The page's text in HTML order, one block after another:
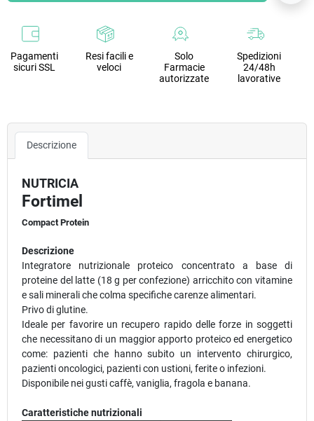
Pagamenti
sicuri SSL
Resi facili e
veloci
Solo
Farmacie
autorizzate
Spedizioni
24/48h
lavorative
Descrizione
NUTRICIA
Fortimel
Compact Protein
Descrizione
Integratore nutrizionale proteico concentrato a base di
proteine del latte (18 g per confezione) arricchito con vitamine
e sali minerali che colma specifiche carenze alimentari.
Privo di glutine.
Ideale per favorire un recupero rapido delle forze in soggetti
che necessitano di un maggior apporto proteico ed energetico
come: pazienti che hanno subito un intervento chirurgico,
pazienti oncologici, pazienti con ustioni, ferite o infezioni.
Disponibile nei gusti caffè, vaniglia, fragola e banana.
Caratteristiche nutrizionali